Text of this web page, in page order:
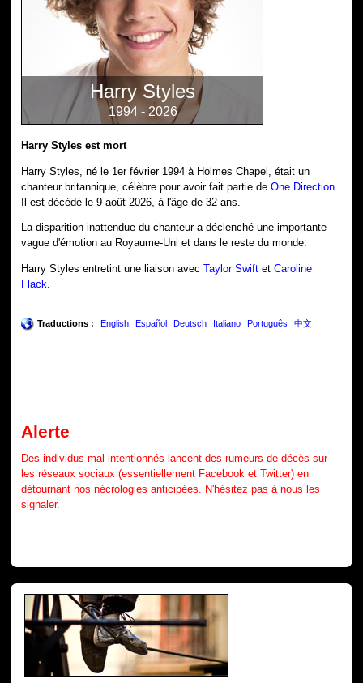
Harry Styles
1994 - 2026
Harry Styles est mort
Harry Styles, né le 1er février 1994 à Holmes Chapel, était un
chanteur britannique, célèbre pour avoir fait partie deOne Direction
Il est décédé le 9 août 2026, à l'âge de 32 ans.
La disparition inattendue du chanteur a déclenché une importante
vague d'émotion au Royaume-Uni et dans le reste du monde.
Harry Styles entretint une liaison avecTaylor Swift etCaroline
Flack.
Traductions : English Español Deutsch Italiano Português 中文
Alerte
Des individus mal intentionnés lancent des rumeurs de décès sur
les réseaux sociaux (essentiellement Facebook et Twitter) en
détournant nos nécrologies anticipées. N'hésitez pas à nous les
signaler.